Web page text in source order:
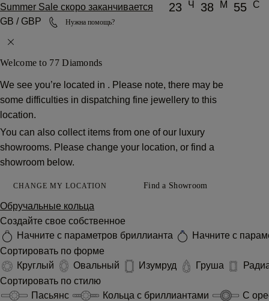
Summer Sale скоро заканчивается 23 Ч 38 М 55
С
GB / GBP
Нужна помощь?
Welcome to 77 Diamonds
We see you’re located in . Please note, there may be
some difficulties in dispatching fine jewellery to this
location.
You can also collect items from one of our luxury
showrooms. Please change your location, or find a
showroom below.
CHANGE MY LOCATION Find a Showroom
Обручальные кольца
Создайте свое собственное
Начните с параметров бриллианта
Начните с
Сортировать по форме
Круглый
Овальный Изумруд Груша
Сортировать по стилю
Пасьянс
Кольца с бриллиантами
С